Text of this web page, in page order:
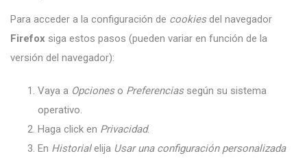
Para acceder a la configuración de cookiesdel navegador
Firefox siga estos pasos (pueden variar en función de la
versión del navegador):
Vaya a Opcioneso Preferenciassegún su sistema
operativo.
Haga click en Privacidad.
En Historialelija Usar una configuración personalizada